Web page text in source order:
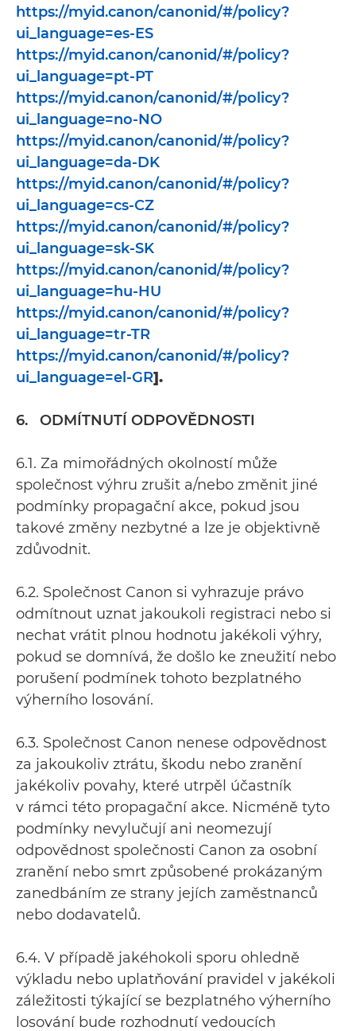
https://myid.canon/canonid/#/policy?
ui_language=es-ES
https://myid.canon/canonid/#/policy?
ui_language=pt-PT
https://myid.canon/canonid/#/policy?
ui_language=no-NO
https://myid.canon/canonid/#/policy?
ui_language=da-DK
https://myid.canon/canonid/#/policy?
ui_language=cs-CZ
https://myid.canon/canonid/#/policy?
ui_language=sk-SK
https://myid.canon/canonid/#/policy?
ui_language=hu-HU
https://myid.canon/canonid/#/policy?
ui_language=tr-TR
https://myid.canon/canonid/#/policy?
ui_language=el-GR].
6. ODMÍTNUTÍ ODPOVĚDNOSTI
6.1. Za mimořádných okolností může
společnost výhru zrušit a/nebo změnit jiné
podmínky propagační akce, pokud jsou
takové změny nezbytné a lze je objektivně
zdůvodnit.
6.2. Společnost Canon si vyhrazuje právo
odmítnout uznat jakoukoli registraci nebo si
nechat vrátit plnou hodnotu jakékoli výhry,
pokud se domnívá, že došlo ke zneužití nebo
porušení podmínek tohoto bezplatného
výherního losování.
6.3. Společnost Canon nenese odpovědnost
za jakoukoliv ztrátu, škodu nebo zranění
jakékoliv povahy, které utrpěl účastník
v rámci této propagační akce. Nicméně tyto
podmínky nevylučují ani neomezují
odpovědnost společnosti Canon za osobní
zranění nebo smrt způsobené prokázaným
zanedbáním ze strany jejích zaměstnanců
nebo dodavatelů.
6.4. V případě jakéhokoli sporu ohledně
výkladu nebo uplatňování pravidel v jakékoli
záležitosti týkající se bezplatného výherního
losování bude rozhodnutí vedoucích